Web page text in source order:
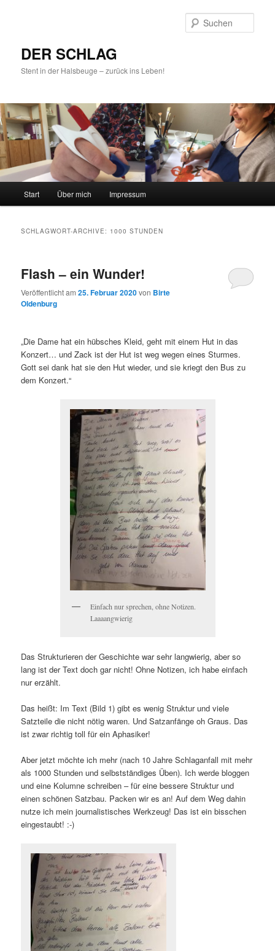
DER SCHLAG
Stent in der Halsbeuge – zurück ins Leben!
Zum
Zum
wechseln
Start Über mich Impressum
SCHLAGWORT-ARCHIVE: 1000 STUNDEN
Flash – ein Wunder!
Veröffentlicht am25. Februar 2020von Birte
Oldenburg
„Die Dame hat ein hübsches Kleid, geht mit einem Hut in das
Konzert… und Zack ist der Hut ist weg wegen eines Sturmes.
Gott sei dank hat sie den Hut wieder, und sie kriegt den Bus zu
dem Konzert.“
Einfach nur sprechen, ohne Notizen.
Laaaangwierig
Das Strukturieren der Geschichte war sehr langwierig, aber so
lang ist der Text doch gar nicht! Ohne Notizen, ich habe einfach
nur erzählt.
Das heißt: Im Text (Bild 1) gibt es wenig Struktur und viele
Satzteile die nicht nötig waren. Und Satzanfänge oh Graus. Das
ist zwar richtig toll für ein Aphasiker!
Aber jetzt möchte ich mehr (nach 10 Jahre Schlaganfall mit mehr
als 1000 Stunden und selbstständiges Üben). Ich werde bloggen
und eine Kolumne schreiben – für eine bessere Struktur und
einen schönen Satzbau. Packen wir es an! Auf dem Weg dahin
nutze ich mein journalistisches Werkzeug! Das ist ein bisschen
eingestaubt! :-)